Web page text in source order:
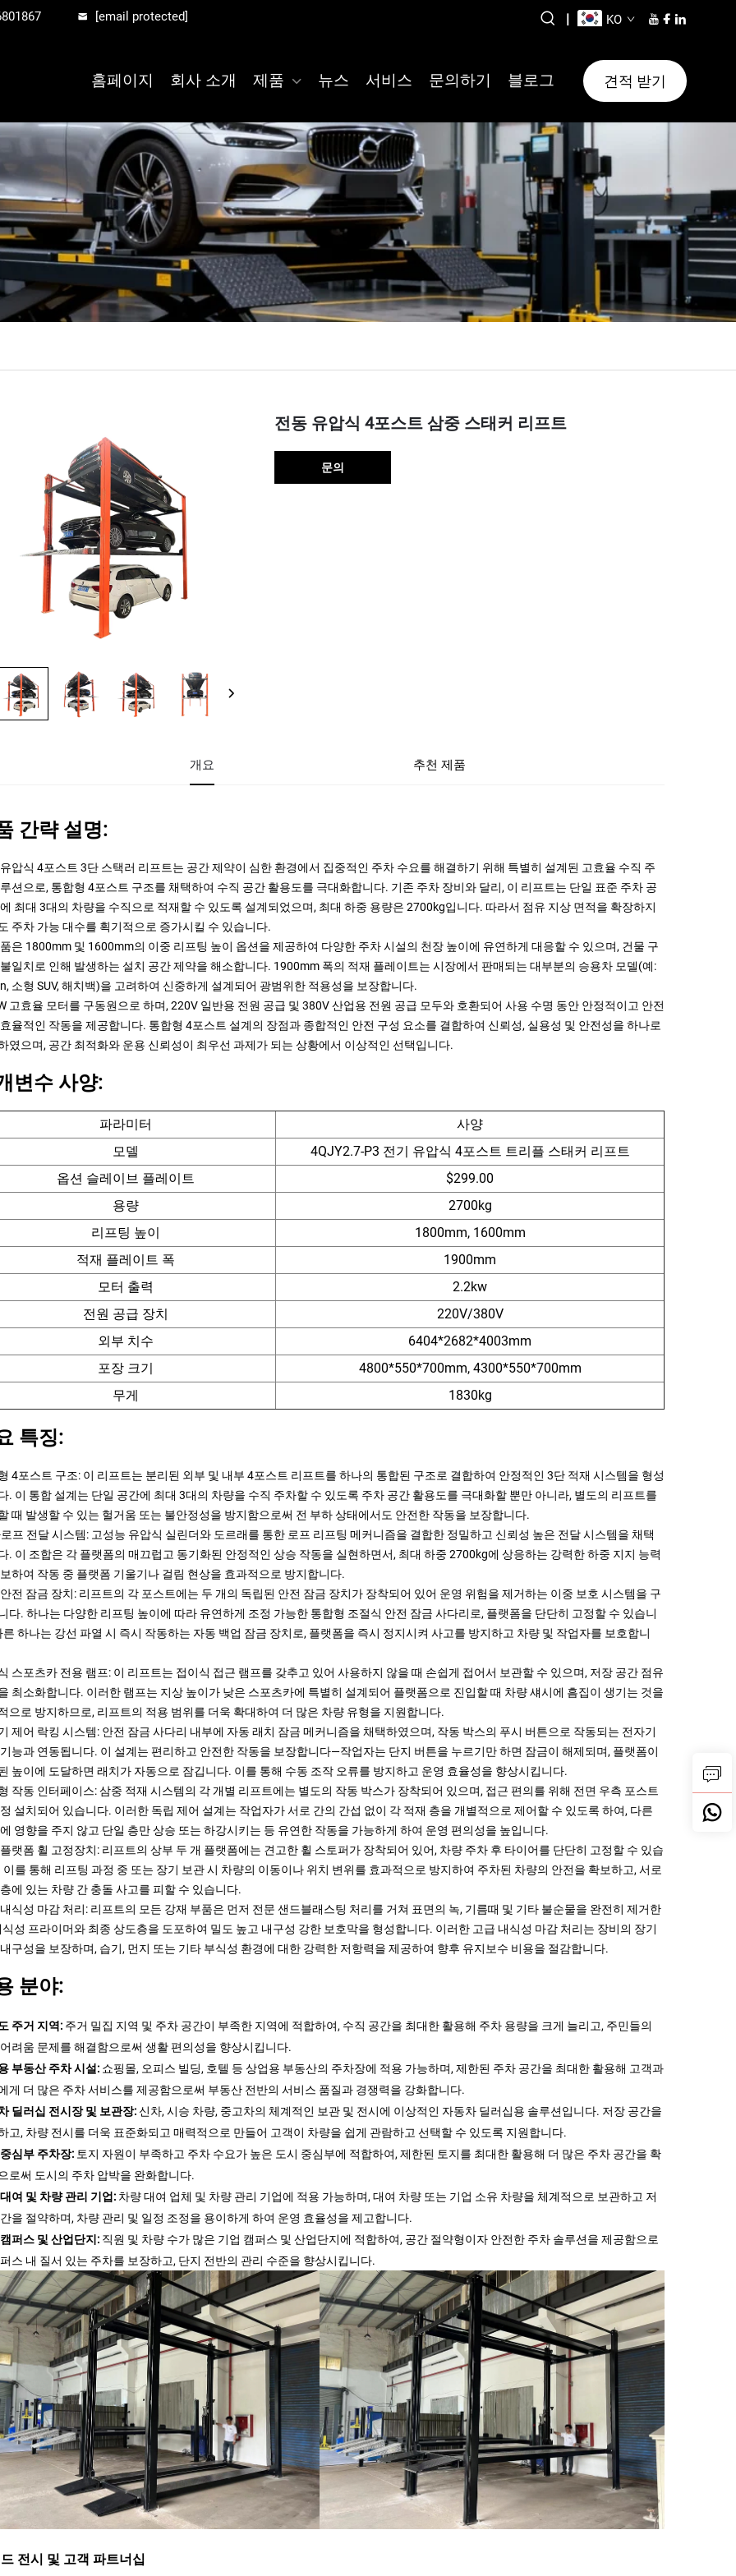
[email protected] | KO
홈페이지 회사 소개 제품 뉴스 서비스 문의하기 블로그 견적 받기
전동 유압식 4포스트 삼중 스태커 리프트
문의
개요 추천 제품
간략 설명:
압식 4포스트 3단 스택러 리프트는 공간 제약이 심한 환경에서 집중적인 주차 수요를 해결하기 위해 특별히 설계된 고효율 수직 주
션으로, 통합형 4포스트 구조를 채택하여 수직 공간 활용도를 극대화합니다. 기존 주차 장비와 달리, 이 리프트는 단일 표준 주차 공
최대 3대의 차량을 수직으로 적재할 수 있도록 설계되었으며, 최대 하중 용량은 2700kg입니다. 따라서 점유 지상 면적을 확장하지
주차 가능 대수를 획기적으로 증가시킬 수 있습니다.
은 1800mm 및 1600mm의 이중 리프팅 높이 옵션을 제공하여 다양한 주차 시설의 천장 높이에 유연하게 대응할 수 있으며, 건물 구
일치로 인해 발생하는 설치 공간 제약을 해소합니다. 1900mm 폭의 적재 플레이트는 시장에서 판매되는 대부분의 승용차 모델(예:
소형 SUV, 해치백)을 고려하여 신중하게 설계되어 광범위한 적용성을 보장합니다.
고효율 모터를 구동원으로 하며, 220V 일반용 전원 공급 및 380V 산업용 전원 공급 모두와 호환되어 사용 수명 동안 안정적이고 안전
율적인 작동을 제공합니다. 통합형 4포스트 설계의 장점과 종합적인 안전 구성 요소를 결합하여 신뢰성, 실용성 및 안전성을 하나로
였으며, 공간 최적화와 운용 신뢰성이 최우선 과제가 되는 상황에서 이상적인 선택입니다.
변수 사양:
파라미터
사양
모델
4QJY2.7-P3 전기 유압식 4포스트 트리플 스태커 리프트
옵션 슬레이브 플레이트
$299.00
용량
2700kg
리프팅 높이
1800mm, 1600mm
적재 플레이트 폭
1900mm
모터 출력
2.2kw
전원 공급 장치
220V/380V
외부 치수
6404*2682*4003mm
포장 크기
4800*550*700mm, 4300*550*700mm
무게
1830kg
특징:
4포스트 구조: 이 리프트는 분리된 외부 및 내부 4포스트 리프트를 하나의 통합된 구조로 결합하여 안정적인 3단 적재 시스템을 형성
. 이 통합 설계는 단일 공간에 최대 3대의 차량을 수직 주차할 수 있도록 주차 공간 활용도를 극대화할 뿐만 아니라, 별도의 리프트를
때 발생할 수 있는 헐거움 또는 불안정성을 방지함으로써 전 부하 상태에서도 안전한 작동을 보장합니다.
프 전달 시스템: 고성능 유압식 실린더와 도르래를 통한 로프 리프팅 메커니즘을 결합한 정밀하고 신뢰성 높은 전달 시스템을 채택
. 이 조합은 각 플랫폼의 매끄럽고 동기화된 안정적인 상승 작동을 실현하면서, 최대 하중 2700kg에 상응하는 강력한 하중 지지 능력
하여 작동 중 플랫폼 기울기나 걸림 현상을 효과적으로 방지합니다.
전 잠금 장치: 리프트의 각 포스트에는 두 개의 독립된 안전 잠금 장치가 장착되어 있어 운영 위험을 제거하는 이중 보호 시스템을 구
다. 하나는 다양한 리프팅 높이에 따라 유연하게 조정 가능한 통합형 조절식 안전 잠금 사다리로, 플랫폼을 단단히 고정할 수 있습니
른 하나는 강선 파열 시 즉시 작동하는 자동 백업 잠금 장치로, 플랫폼을 즉시 정지시켜 사고를 방지하고 차량 및 작업자를 보호합니
스포츠카 전용 램프: 이 리프트는 접이식 접근 램프를 갖추고 있어 사용하지 않을 때 손쉽게 접어서 보관할 수 있으며, 저장 공간 점유
최소화합니다. 이러한 램프는 지상 높이가 낮은 스포츠카에 특별히 설계되어 플랫폼으로 진입할 때 차량 섀시에 흠집이 생기는 것을
으로 방지하므로, 리프트의 적용 범위를 더욱 확대하여 더 많은 차량 유형을 지원합니다.
제어 락킹 시스템: 안전 잠금 사다리 내부에 자동 래치 잠금 메커니즘을 채택하였으며, 작동 박스의 푸시 버튼으로 작동되는 전자기
능과 연동됩니다. 이 설계는 편리하고 안전한 작동을 보장합니다—작업자는 단지 버튼을 누르기만 하면 잠금이 해제되며, 플랫폼이
높이에 도달하면 래치가 자동으로 잠깁니다. 이를 통해 수동 조작 오류를 방지하고 운영 효율성을 향상시킵니다.
작동 인터페이스: 삼중 적재 시스템의 각 개별 리프트에는 별도의 작동 박스가 장착되어 있으며, 접근 편의를 위해 전면 우측 포스트
설치되어 있습니다. 이러한 독립 제어 설계는 작업자가 서로 간의 간섭 없이 각 적재 층을 개별적으로 제어할 수 있도록 하여, 다른
영향을 주지 않고 단일 층만 상승 또는 하강시키는 등 유연한 작동을 가능하게 하여 운영 편의성을 높입니다.
랫폼 휠 고정장치: 리프트의 상부 두 개 플랫폼에는 견고한 휠 스토퍼가 장착되어 있어, 차량 주차 후 타이어를 단단히 고정할 수 있습
이를 통해 리프팅 과정 중 또는 장기 보관 시 차량의 이동이나 위치 변위를 효과적으로 방지하여 주차된 차량의 안전을 확보하고, 서로
에 있는 차량 간 충돌 사고를 피할 수 있습니다.
식성 마감 처리: 리프트의 모든 강재 부품은 먼저 전문 샌드블래스팅 처리를 거쳐 표면의 녹, 기름때 및 기타 불순물을 완전히 제거한
식성 프라이머와 최종 상도층을 도포하여 밀도 높고 내구성 강한 보호막을 형성합니다. 이러한 고급 내식성 마감 처리는 장비의 장기
구성을 보장하며, 습기, 먼지 또는 기타 부식성 환경에 대한 강력한 저항력을 제공하여 향후 유지보수 비용을 절감합니다.
분야:
주거 지역: 주거 밀집 지역 및 주차 공간이 부족한 지역에 적합하여, 수직 공간을 최대한 활용해 주차 용량을 크게 늘리고, 주민들의
려움 문제를 해결함으로써 생활 편의성을 향상시킵니다.
부동산 주차 시설: 쇼핑몰, 오피스 빌딩, 호텔 등 상업용 부동산의 주차장에 적용 가능하며, 제한된 주차 공간을 최대한 활용해 고객과
게 더 많은 주차 서비스를 제공함으로써 부동산 전반의 서비스 품질과 경쟁력을 강화합니다.
딜러십 전시장 및 보관장: 신차, 시승 차량, 중고차의 체계적인 보관 및 전시에 이상적인 자동차 딜러십용 솔루션입니다. 저장 공간을
고, 차량 전시를 더욱 표준화되고 매력적으로 만들어 고객이 차량을 쉽게 관람하고 선택할 수 있도록 지원합니다.
심부 주차장: 토지 자원이 부족하고 주차 수요가 높은 도시 중심부에 적합하여, 제한된 토지를 최대한 활용해 더 많은 주차 공간을 확
로써 도시의 주차 압박을 완화합니다.
여 및 차량 관리 기업: 차량 대여 업체 및 차량 관리 기업에 적용 가능하며, 대여 차량 또는 기업 소유 차량을 체계적으로 보관하고 저
을 절약하며, 차량 관리 및 일정 조정을 용이하게 하여 운영 효율성을 제고합니다.
퍼스 및 산업단지: 직원 및 차량 수가 많은 기업 캠퍼스 및 산업단지에 적합하여, 공간 절약형이자 안전한 주차 솔루션을 제공함으로
스 내 질서 있는 주차를 보장하고, 단지 전반의 관리 수준을 향상시킵니다.
전시 및 고객 파트너십